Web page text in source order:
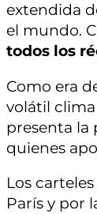
extendida
el mundo.
todos los
Como era
volátil
presenta la
quienes
Los
París y por